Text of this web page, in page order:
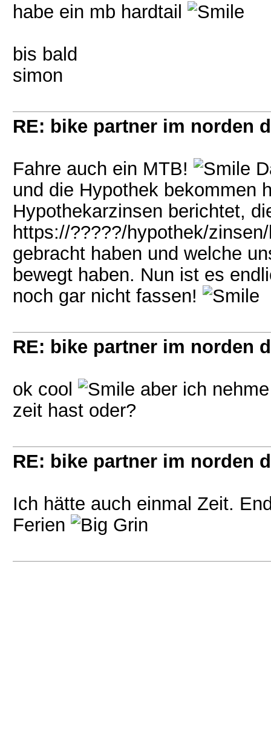
habe ein mb hardtail
bis bald
simon
RE: bike partner im norden
Fahre auch ein MTB!
und die Hypothek bekommen
Hypothekarzinsen berichtet,
https://?????/hypothek/
gebracht haben und welche
bewegt haben. Nun ist es
noch gar nicht fassen!
RE: bike partner im norden
ok cool
aber ich
zeit hast oder?
RE: bike partner im norden
Ich hätte auch einmal Zeit.
Ferien